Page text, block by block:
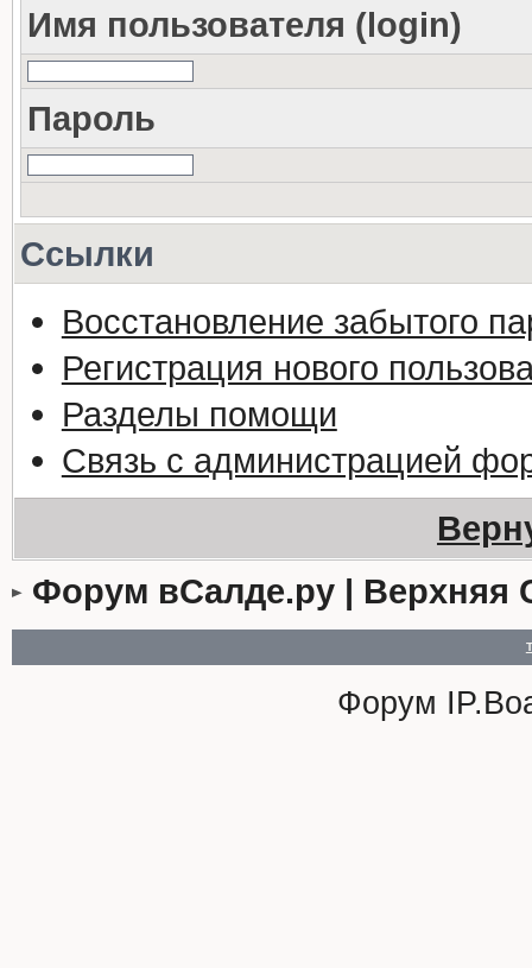
Имя пользователя (login)
Пароль
Ссылки
Восстановление забытого
Регистрация нового
Разделы помощи
Связь с администрацией
Форум вСалде.ру | Верхняя
Форум